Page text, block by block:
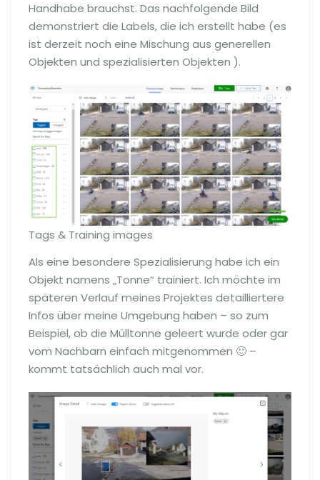
Handhabe brauchst. Das nachfolgende Bild
demonstriert die Labels, die ich erstellt habe (es
ist derzeit noch eine Mischung aus generellen
Objekten und spezialisierten Objekten ).
Tags & Training images
Als eine besondere Spezialisierung habe ich ein
Objekt namens „Tonne“ trainiert. Ich möchte im
späteren Verlauf meines Projektes detailliertere
Infos über meine Umgebung haben – so zum
Beispiel, ob die Mülltonne geleert wurde oder gar
vom Nachbarn einfach mitgenommen 🙂 –
kommt tatsächlich auch mal vor.